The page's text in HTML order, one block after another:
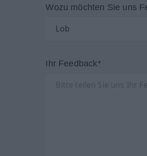
Wozu möchten Sie uns
Ihr Feedback*